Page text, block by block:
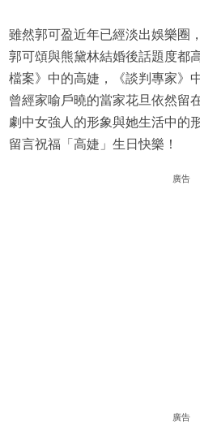
雖然郭可盈近年已經淡出娛樂圈
郭可頌與熊黛林結婚後話題度都
檔案》中的高婕，《談判專家》
曾經家喻戶曉的當家花旦依然留
劇中女強人的形象與她生活中的
留言祝福「高婕」生日快樂！
廣告
廣告